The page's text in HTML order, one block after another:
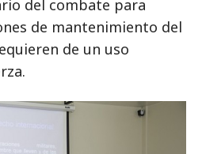
del combate para
de mantenimiento del
de un uso